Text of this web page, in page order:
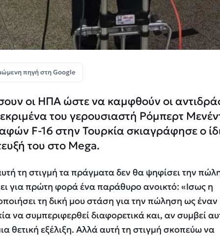
πηγή στη Google
οι ΗΠΑ ώστε να καμφθούν οι
του γερουσιαστή Ρόμπερτ
F-16 στην Τουρκία σκιαγράφησε ο
του στο Mega.
τη στιγμή τα πράγματα δεν θα ψηφίσει την
για πρώτη φορά ένα παράθυρο ανοικτό: «Iσως η
τη δική μου στάση για την πώληση ως
να συμπεριφερθεί διαφορετικά και, αν συμβεί
θετική εξέλιξη. Αλλά αυτή τη στιγμή σκοπεύω να